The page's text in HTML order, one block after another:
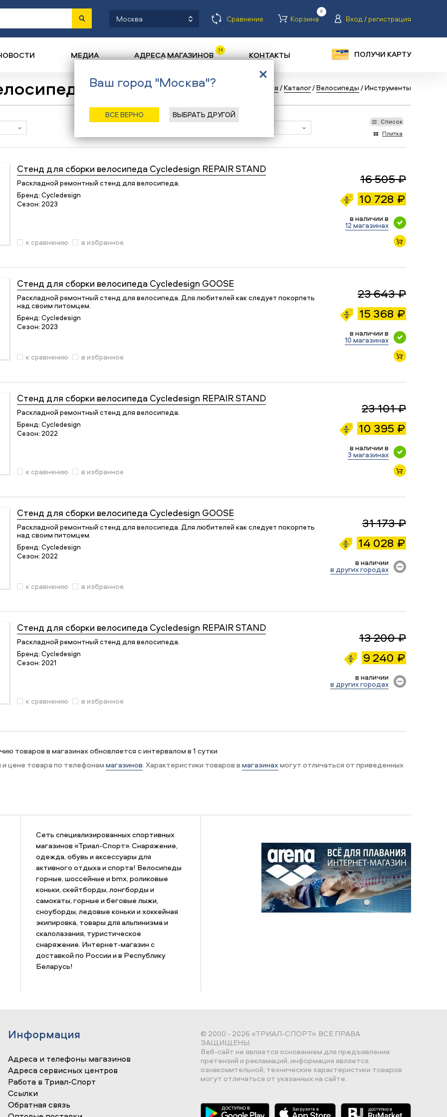
Москва Сравнение Корзина
0
Вход / регистрация
МЕДИА АДРЕСА МАГАЗИНОВ 14 КОНТАКТЫ ПОЛУЧИ КАРТУ
Главная /Каталог/Велосипеды /Инструменты
Список
Плитка
Стенд для сборки велосипеда Cycledesign REPAIR STAND
Раскладной ремонтный стенд для велосипеда.
Бренд: Cycledesign
Сезон: 2023
16 505 ₽
10 728 ₽
в наличии в
12 магазинах
к сравнению
в избранное
Стенд для сборки велосипеда Cycledesign GOOSE
Раскладной ремонтный стенд для велосипеда. Для любителей как следует покорпеть
над своим питомцем.
Бренд: Cycledesign
Сезон: 2023
23 643 ₽
15 368 ₽
в наличии в
10 магазинах
к сравнению
в избранное
Стенд для сборки велосипеда Cycledesign REPAIR STAND
Раскладной ремонтный стенд для велосипеда.
Бренд: Cycledesign
Сезон: 2022
23 101 ₽
10 395 ₽
в наличии в
3 магазинах
к сравнению
в избранное
Стенд для сборки велосипеда Cycledesign GOOSE
Раскладной ремонтный стенд для велосипеда. Для любителей как следует покорпеть
над своим питомцем.
Бренд: Cycledesign
Сезон: 2022
31 173 ₽
14 028 ₽
в наличии
в других городах
к сравнению
в избранное
Стенд для сборки велосипеда Cycledesign REPAIR STAND
Раскладной ремонтный стенд для велосипеда.
Бренд: Cycledesign
Сезон: 2021
13 200 ₽
9 240 ₽
в наличии
в других городах
к сравнению
в избранное
товаров в магазинах обновляется с интервалом в 1 сутки
и цене товара по телефонаммагазинов. Характеристики товаров вмагазинахмогут отличаться от приведенных
Сеть специализированных спортивных
магазинов «Триал-Спорт». Снаряжение,
одежда, обувь и аксессуары для
активного отдыха и спорта! Велосипеды
горные, шоссейные и bmx, роликовые
коньки, скейтборды, лонгборды и
самокаты, горные и беговые лыжи,
сноуборды, ледовые коньки и хоккейная
экипировка, товары для альпинизма и
скалолазания, туристическое
снаряжение. Интернет-магазин с
доставкой по России и в Республику
Беларусь!
Информация
Адреса и телефоны магазинов
Адреса сервисных центров
Работа в Триал-Спорт
Ссылки
Обратная связь
© 2000 - 2026 «ТРИАЛ-СПОРТ». ВСЕ ПРАВА
ЗАЩИЩЕНЫ.
Веб-сайт не является основанием для предъявления
претензий и рекламаций, информация является
ознакомительной, технические характеристики товаров
могут отличаться от указанных на сайте.
Ваш город "Москва"?
ВСЕ ВЕРНО ВЫБРАТЬ ДРУГОЙ